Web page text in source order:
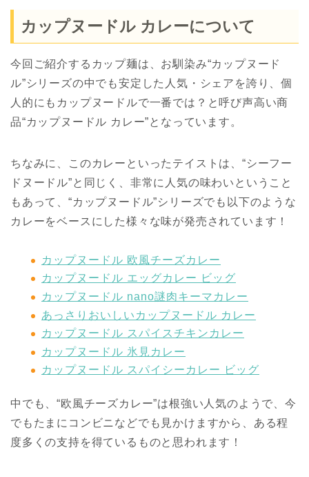
カップヌードル カレーについて
今回ご紹介するカップ麺は、お馴染み“カップヌード
ル”シリーズの中でも安定した人気・シェアを誇り、個
人的にもカップヌードルで一番では？と呼び声高い商
品“カップヌードル カレー”となっています。
ちなみに、このカレーといったテイストは、“シーフー
ドヌードル”と同じく、非常に人気の味わいということ
もあって、“カップヌードル”シリーズでも以下のような
カレーをベースにした様々な味が発売されています！
カップヌードル 欧風チーズカレー
カップヌードル エッグカレー ビッグ
カップヌードル nano謎肉キーマカレー
あっさりおいしいカップヌードル カレー
カップヌードル スパイスチキンカレー
カップヌードル 氷見カレー
カップヌードル スパイシーカレー ビッグ
中でも、“欧風チーズカレー”は根強い人気のようで、今
でもたまにコンビニなどでも見かけますから、ある程
度多くの支持を得ているものと思われます！